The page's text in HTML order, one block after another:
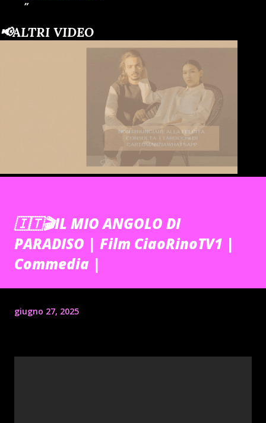
📢ALTRI VIDEO
🇮🇹🎬IL MIO ANGOLO DI
PARADISO | Film CiaoRinoTV1 |
Commedia |
giugno 27, 2025